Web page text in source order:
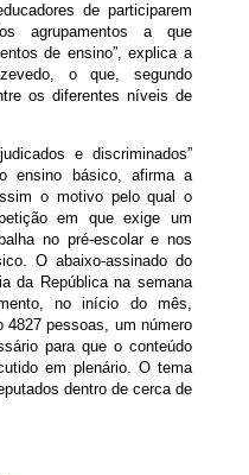
de participarem
agrupamentos a que
de ensino”, explica a
o que, segundo
os diferentes níveis de
e discriminados”
ensino básico, afirma a
o motivo pelo qual o
em que exige um
no pré-escolar e nos
O abaixo-assinado do
da República na semana
no início do mês,
4827 pessoas, um número
para que o conteúdo
em plenário. O tema
dentro de cerca de